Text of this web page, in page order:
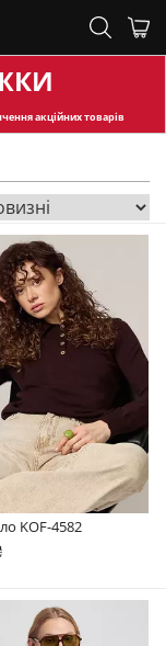
акційних товарів
KOF-4582